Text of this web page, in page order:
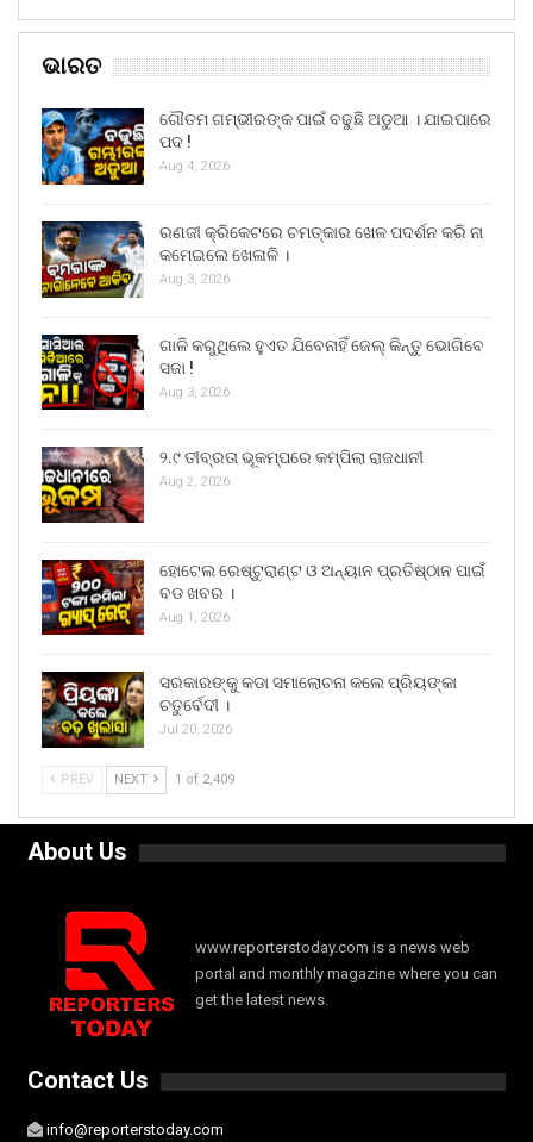
ଭାରତ
ଗୌତମ ଗମ୍ଭୀରଙ୍କ ପାଇଁ ବଢୁଛି ଅଡୁଆ । ଯାଇପାରେ
ପଦ !
Aug 4, 2026
ରଣଜୀ କ୍ରିକେଟରେ ଚମତ୍କାର ଖେଳ ପଦର୍ଶନ କରି ନା
କମେଇଲେ ଖେଳାଳି ।
Aug 3, 2026
ଗାଳି କରୁଥିଲେ ହୁଏତ ଯିବେନାହିଁ ଜେଲ୍ କିନ୍ତୁ ଭୋଗିବେ
ସଜା !
Aug 3, 2026
୨.୯ ତୀବ୍ରତା ଭୂକମ୍ପରେ କମ୍ପିଲା ରାଜଧାନୀ
Aug 2, 2026
ହୋଟେଲ ରେଷ୍ଟୁରାଣ୍ଟ ଓ ଅନ୍ୟାନ ପ୍ରତିଷ୍ଠାନ ପାଇଁ
ବଡ ଖବର ।
Aug 1, 2026
ସରକାରଙ୍କୁ କଡା ସମାଲୋଚନା କଲେ ପ୍ରିୟଙ୍କା
ଚତୁର୍ବେଦୀ ।
Jul 20, 2026
PREV NEXT 1 of 2,409
About Us
www.reporterstoday.com is a news web
portal and monthly magazine where you can
get the latest news.
Contact Us
info@reporterstoday.com